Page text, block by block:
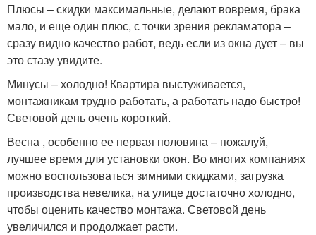
Плюсы – скидки максимальные, делают вовремя, брака
мало, и еще один плюс, с точки зрения рекламатора –
сразу видно качество работ, ведь если из окна дует – вы
это стазу увидите.
Минусы – холодно! Квартира выстуживается,
монтажникам трудно работать, а работать надо быстро!
Световой день очень короткий.
Весна , особенно ее первая половина – пожалуй,
лучшее время для установки окон. Во многих компаниях
можно воспользоваться зимними скидками, загрузка
производства невелика, на улице достаточно холодно,
чтобы оценить качество монтажа. Световой день
увеличился и продолжает расти.